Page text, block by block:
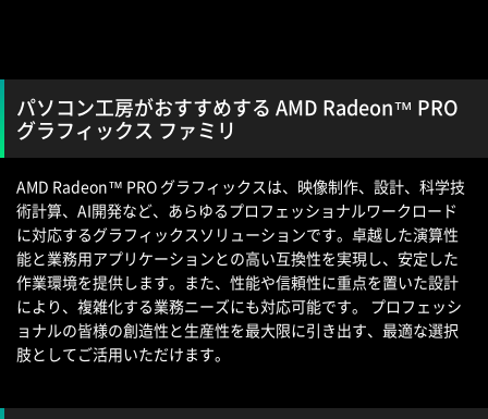
パソコン工房がおすすめする AMD Radeon™ PRO
グラフィックス ファミリ
AMD Radeon™ PRO グラフィックスは、映像制作、設計、科学技
術計算、AI開発など、あらゆるプロフェッショナルワークロード
に対応するグラフィックスソリューションです。卓越した演算性
能と業務用アプリケーションとの高い互換性を実現し、安定した
作業環境を提供します。また、性能や信頼性に重点を置いた設計
により、複雑化する業務ニーズにも対応可能です。 プロフェッシ
ョナルの皆様の創造性と生産性を最大限に引き出す、最適な選択
肢としてご活用いただけます。